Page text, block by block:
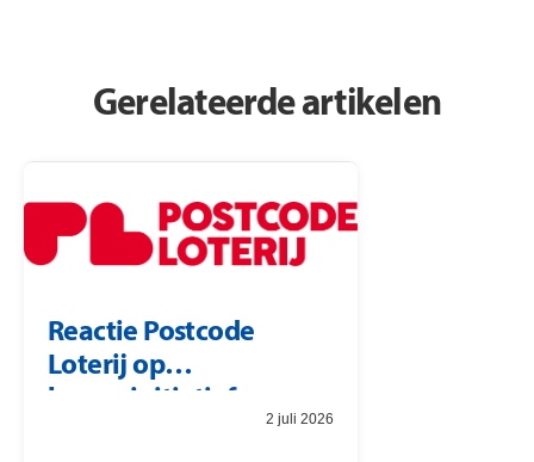
Gerelateerde artikelen
Reactie Postcode
Loterij op
burgerinitiatief
2 juli 2026